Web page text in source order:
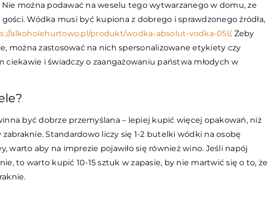
Nie można podawać na weselu tego wytwarzanego w domu, ze
Wódka musi być kupiona z dobrego i sprawdzonego źródła,
alkoholehurtowo.pl/produkt/wodka-absolut-vodka-05l/. Żeby
można zastosować na nich spersonalizowane etykiety czy
ciekawie i świadczy o zaangażowaniu państwa młodych w
być dobrze przemyślana – lepiej kupić więcej opakowań, niż
Standardowo liczy się 1-2 butelki wódki na osobę
warto aby na imprezie pojawiło się również wino. Jeśli napój
to warto kupić 10-15 sztuk w zapasie, by nie martwić się o to, że